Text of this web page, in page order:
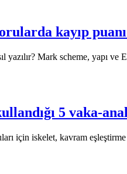
kayıp
Mark scheme, yapı ve
5 vaka-
için iskelet, kavram